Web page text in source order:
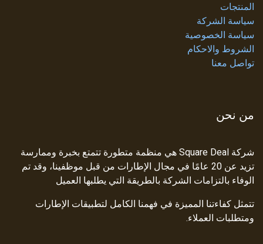
المنتجات
سياسة الشركة
سياسة الخصوصية
الشروط والاحكام
تواصل معنا
من نحن
شركة Square Deal هي منظمة متطورة تتمتع بخبرة وممارسة
تزيد عن 20 عامًا في مجال الإطارات من قبل موظفينا، وقد تم
الوفاء بالتزامات الشركة بالطريقة التي يطلبها العميل
تتمثل كفاءتنا المميزة في فهمنا الكامل لتطبيقات الإطارات
ومتطلبات العملاء.